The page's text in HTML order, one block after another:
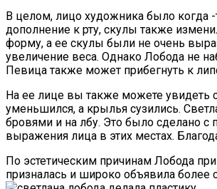
В целом, лицо художника было когда
дополнение к рту, скулы также
форму, а ее скулы были не очень
увеличение веса. Однако Лобода не
Певица также может прибегнуть к
На ее лице вы также можете увидеть
уменьшился, а крылья сузились.
бровями и на лбу. Это было сделано
выражения лица в этих местах.
По эстетическим причинам Лобода
призналась и широко объявила более